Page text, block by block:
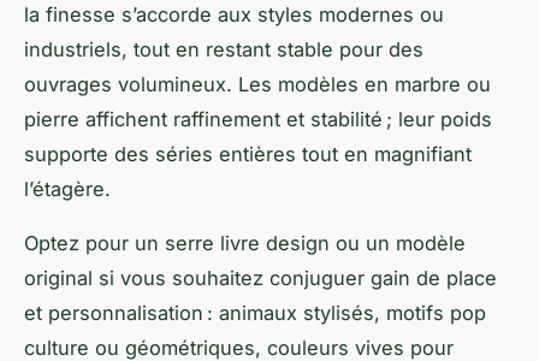
la finesse s’accorde aux styles modernes ou
industriels, tout en restant stable pour des
ouvrages volumineux. Les modèles en marbre ou
pierre affichent raffinement et stabilité ; leur poids
supporte des séries entières tout en magnifiant
l’étagère.
Optez pour un serre livre design ou un modèle
original si vous souhaitez conjuguer gain de place
et personnalisation : animaux stylisés, motifs pop
culture ou géométriques, couleurs vives pour